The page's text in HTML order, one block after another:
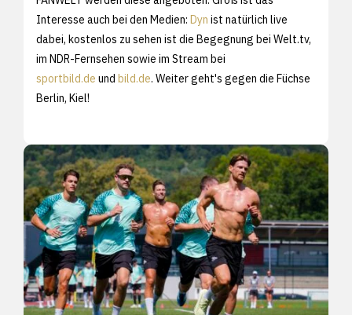
Interesse auch bei den Medien: Dyn ist natürlich live
dabei, kostenlos zu sehen ist die Begegnung bei Welt.tv,
im NDR-Fernsehen sowie im Stream bei
sportbild.de und bild.de. Weiter geht's gegen die Füchse
Berlin, Kiel!